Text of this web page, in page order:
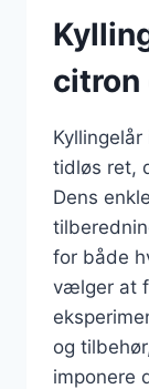
citron
tidløs ret,
Dens
for både
vælger at
og
imponere